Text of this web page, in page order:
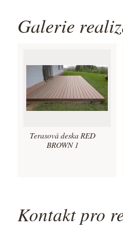
Galerie
Terasová deska RED
BROWN 1
Kontakt pro